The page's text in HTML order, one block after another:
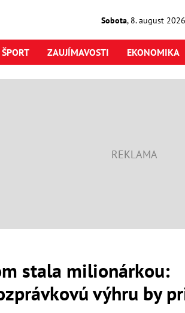
Sobota, 8. august2026
ŠPORT ZAUJÍMAVOSTI EKONOMIKA
stala milionárkou:
výhru by